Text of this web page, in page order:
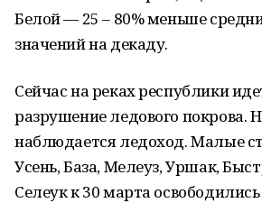
Белой — 25 – 80% меньше
значений на декаду.
Сейчас на реках республики
разрушение ледового покрова.
наблюдается ледоход. Малые
Усень, База, Мелеуз, Уршак,
Селеук к 30 марта